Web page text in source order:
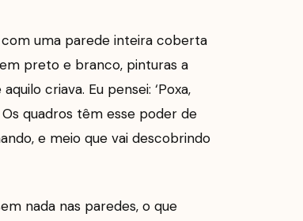
uma parede inteira coberta
preto e branco, pinturas a
criava. Eu pensei: ‘Poxa,
Os quadros têm esse poder de
e meio que vai descobrindo
nada nas paredes, o que